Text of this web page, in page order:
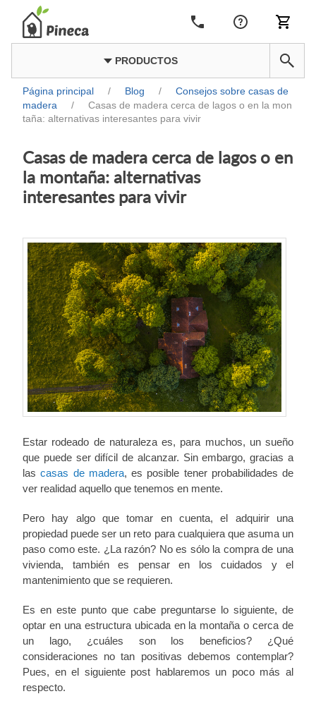
PRODUCTOS
Página principal / Blog /
Consejos sobre casas de
madera
/
Casas de madera cerca de lagos o en la mon
taña: alternativas interesantes para vivir
Casas de madera cerca de lagos o en
la montaña: alternativas
interesantes para vivir
Estar rodeado de naturaleza es, para muchos, un sueño
que puede ser difícil de alcanzar. Sin embargo, gracias a
lascasas de madera, es posible tener probabilidades de
ver realidad aquello que tenemos en mente.
Pero hay algo que tomar en cuenta, el adquirir una
propiedad puede ser un reto para cualquiera que asuma un
paso como este. ¿La razón? No es sólo la compra de una
vivienda, también es pensar en los cuidados y el
mantenimiento que se requieren.
Es en este punto que cabe preguntarse lo siguiente, de
optar en una estructura ubicada en la montaña o cerca de
un lago, ¿cuáles son los beneficios? ¿Qué
consideraciones no tan positivas debemos contemplar?
Pues, en el siguiente post hablaremos un poco más al
respecto.